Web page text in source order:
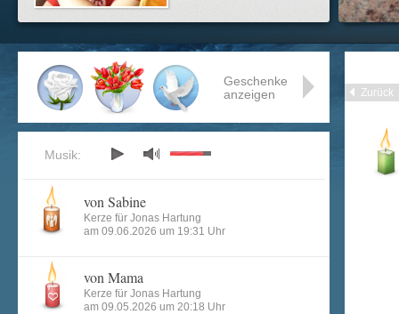
Zurück
Geschenke
anzeigen
Musik:
von Sabine
Kerze für Jonas Hartung
am 09.06.2026 um 19:31 Uhr
von Mama
Kerze für Jonas Hartung
am 09.05.2026 um 20:18 Uhr